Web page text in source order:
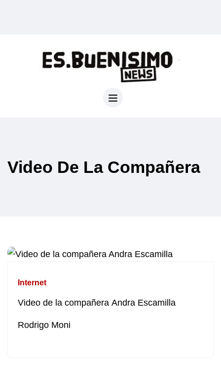
Video De La Compañera
Internet
Video de la compañera Andra Escamilla
Rodrigo Moni